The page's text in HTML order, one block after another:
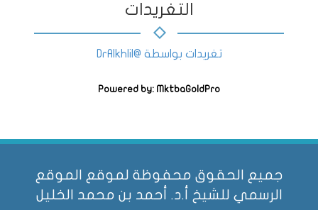
التغريدات
تغريدات بواسطة @DrAlkhlil
Powered by: MktbaGoldPro
جميع الحقوق محفوظة لموقع الموقع
الرسمي للشيخ أ.د. أحمد بن محمد الخليل